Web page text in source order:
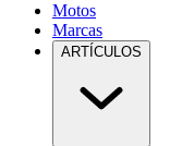
Motos
Marcas
ARTÍCULOS